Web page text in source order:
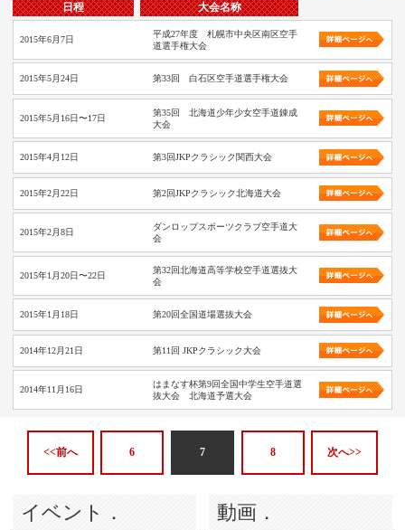
日程 大会名称
2015年6月7日
平成27年度 札幌市中央区南区空手
道選手権大会
2015年5月24日 第33回 白石区空手道選手権大会
2015年5月16日〜17日
第35回 北海道少年少女空手道錬成
大会
2015年4月12日 第3回JKPクラシック関西大会
2015年2月22日 第2回JKPクラシック北海道大会
2015年2月8日
ダンロップスポーツクラブ空手道大
会
2015年1月20日〜22日
第32回北海道高等学校空手道選抜大
会
2015年1月18日 第20回全国道場選抜大会
2014年12月21日 第11回 JKPクラシック大会
2014年11月16日
はまなす杯第9回全国中学生空手道選
抜大会 北海道予選大会
<<前へ 6 7 8 次へ>>
イベント． 動画．